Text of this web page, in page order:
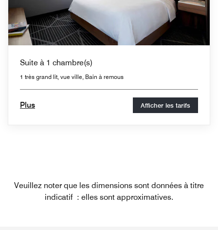
Suite à 1 chambre(s)
1 très grand lit, vue ville, Bain à remous
Plus Afficher les tarifs
Veuillez noter que les dimensions sont données à titre
indicatif : elles sont approximatives.